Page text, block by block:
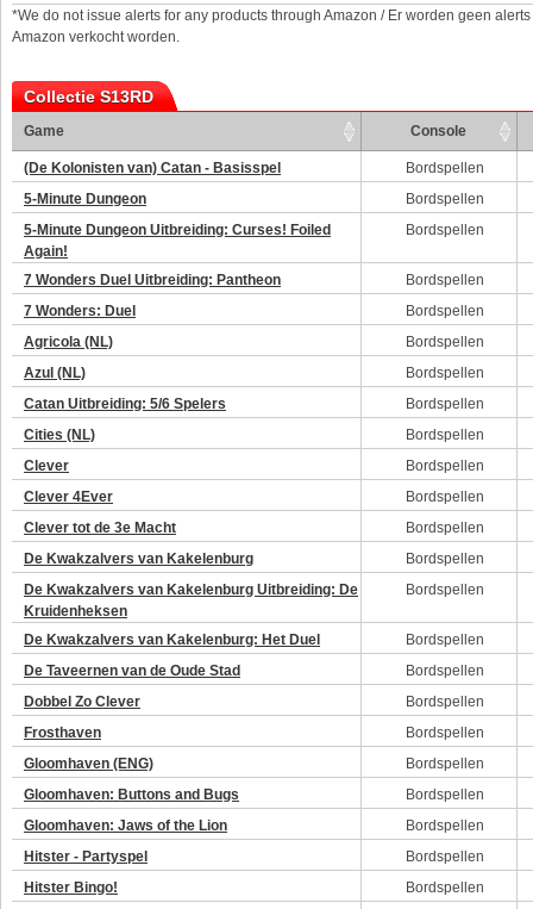
*We do not issue alerts for any products through Amazon / Er worden geen
Amazon verkocht worden.
Collectie S13RD
Game Console
(De Kolonisten van) Catan - Basisspel
Bordspellen
5-Minute Dungeon
Bordspellen
5-Minute Dungeon Uitbreiding: Curses! Foiled
Again!
Bordspellen
7 Wonders Duel Uitbreiding: Pantheon
Bordspellen
7 Wonders: Duel
Bordspellen
Agricola (NL)
Bordspellen
Azul (NL)
Bordspellen
Catan Uitbreiding: 5/6 Spelers
Bordspellen
Cities (NL)
Bordspellen
Clever
Bordspellen
Clever 4Ever
Bordspellen
Clever tot de 3e Macht
Bordspellen
De Kwakzalvers van Kakelenburg
Bordspellen
De Kwakzalvers van Kakelenburg Uitbreiding: De
Kruidenheksen
Bordspellen
De Kwakzalvers van Kakelenburg: Het Duel
Bordspellen
De Taveernen van de Oude Stad
Bordspellen
Dobbel Zo Clever
Bordspellen
Frosthaven
Bordspellen
Gloomhaven (ENG)
Bordspellen
Gloomhaven: Buttons and Bugs
Bordspellen
Gloomhaven: Jaws of the Lion
Bordspellen
Hitster - Partyspel
Bordspellen
Hitster Bingo!
Bordspellen